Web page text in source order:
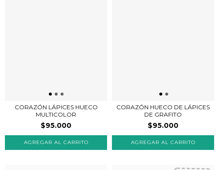
CORAZÓN LÁPICES HUECO
MULTICOLOR
$95.000
CORAZÓN HUECO DE LÁPICES
DE GRAFITO
$95.000